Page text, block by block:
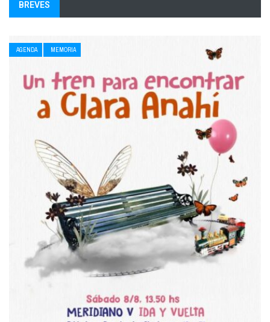
BREVES
AGENDA MEMORIA